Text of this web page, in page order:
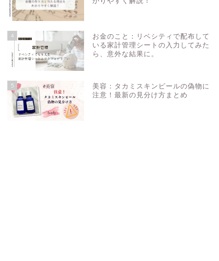
4
お金のこと：リベシティで配布して
いる家計管理シートの入力してみた
ら、意外な結果に。
5
美容：タカミスキンピールの偽物に
注意！最新の見分け方まとめ